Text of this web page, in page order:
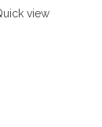
view